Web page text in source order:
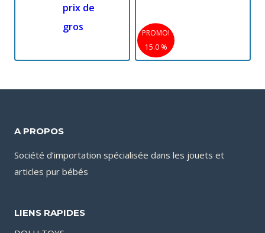
prix de
gros
PROMO!
15.0 %
A PROPOS
Société d’importation spécialisée dans les jouets et
articles pur bébés
LIENS RAPIDES